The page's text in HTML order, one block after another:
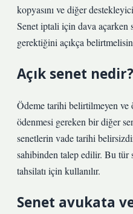
kopyasını ve diğer
Senet iptali için dava açarken
gerektiğini açıkça
Açık senet nedir?
Ödeme tarihi belirtilmeyen
ödenmesi gereken bir diğer
senetlerin vade tarihi
sahibinden talep edilir. Bu tür
tahsilatı için kullanılır.
Senet avukata